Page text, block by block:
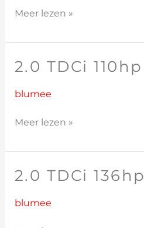
Meer lezen »
2.0 TDCi 110hp
blumee
2.0
110hp
Meer lezen »
2.0 TDCi 136hp
blumee
2.0
136hp